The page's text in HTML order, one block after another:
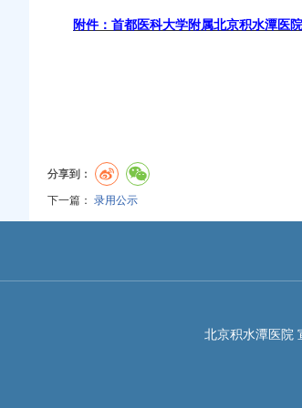
附件：首都医科大学附属北京积水潭医
分享到：
下一篇： 录用公示
北京积水潭医院